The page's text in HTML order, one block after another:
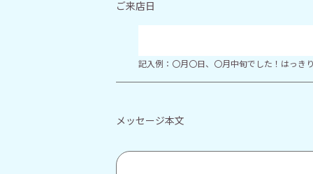
ご来店日
記入例：〇月〇日、〇月中旬でした！はっき
メッセージ本文